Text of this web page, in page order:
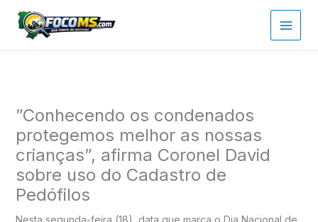
para
”Conhecendo os condenados
protegemos melhor as nossas
crianças”, afirma Coronel David
sobre uso do Cadastro de
Pedófilos
Nesta segunda-feira (18), data que marca o Dia Nacional de